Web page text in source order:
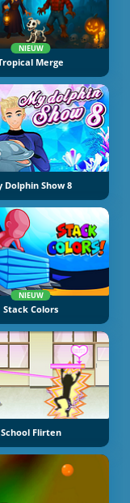
NIEUW
Merge
Dolphin Show 8
NIEUW
Stack Colors
School Flirten